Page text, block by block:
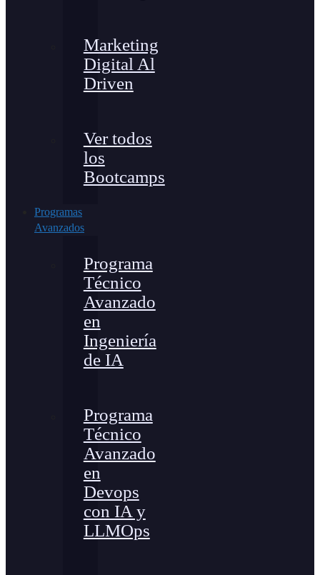
Marketing
Digital Al
Driven
Ver todos
los
Bootcamps
Programas
Avanzados
Programa
Técnico
Avanzado
en
Ingeniería
de IA
Programa
Técnico
Avanzado
en
Devops
con IA y
LLMOps